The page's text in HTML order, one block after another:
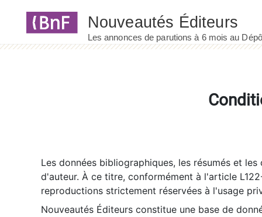
Les données bibliographiques, les résumés et
d'auteur. À ce titre, conformément à l'article
reproductions strictement réservées à l'usage
Nouveautés Éditeurs constitue une base de